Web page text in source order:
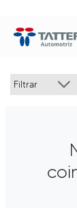
COMERCIAL
MOTO